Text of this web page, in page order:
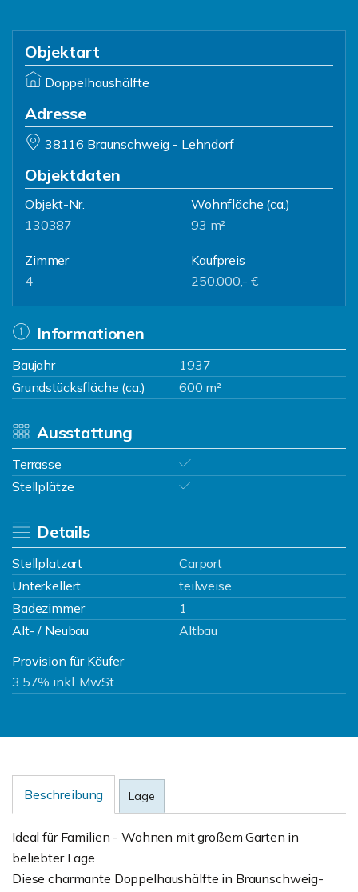
Objektart
Doppelhaushälfte
Adresse
38116 Braunschweig - Lehndorf
Objektdaten
Objekt-Nr.
130387
Wohnfläche (ca.)
93 m²
Zimmer
4
Kaufpreis
250.000,- €
Informationen
Baujahr
1937
Grundstücksfläche (ca.)
600 m²
Ausstattung
Terrasse
Stellplätze
Details
Stellplatzart
Carport
Unterkellert
teilweise
Badezimmer
1
Alt- / Neubau
Altbau
Provision für Käufer
3.57% inkl. MwSt.
Beschreibung Lage
Ideal für Familien - Wohnen mit großem Garten in
beliebter Lage
Diese charmante Doppelhaushälfte in Braunschweig-